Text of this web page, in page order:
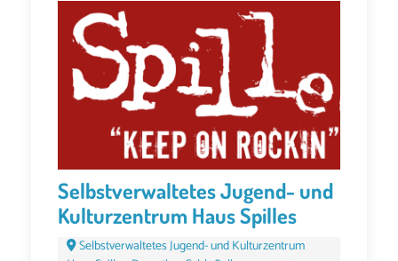
Selbstverwaltetes Jugend- und
Kulturzentrum Haus Spilles
Selbstverwaltetes Jugend- und Kulturzentrum